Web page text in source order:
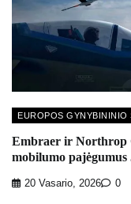
EUROPOS
Embraer ir Northrop
mobilumo
20 Vasario, 2026 0